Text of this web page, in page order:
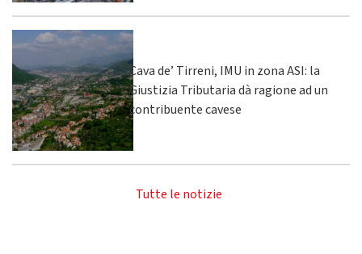
Cava de’ Tirreni, IMU in zona ASI: la
Giustizia Tributaria dà ragione ad un
contribuente cavese
Tutte le notizie